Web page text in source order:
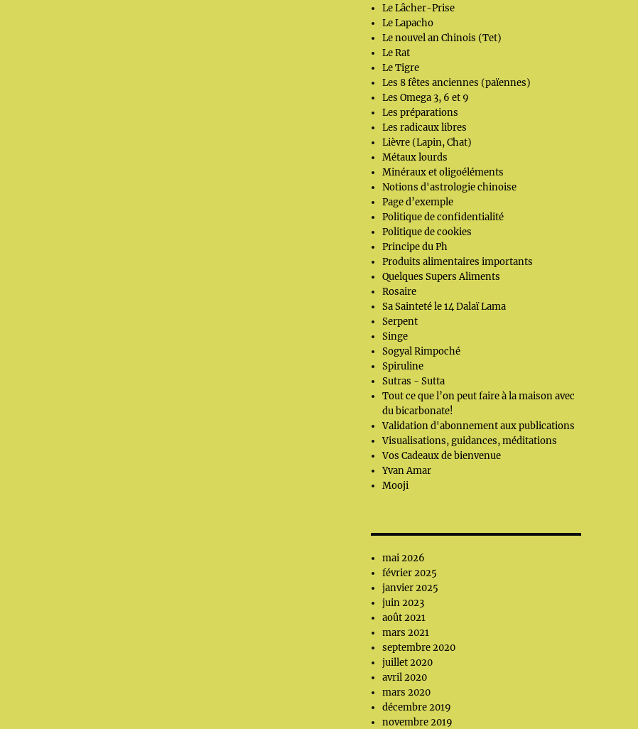
Le Lâcher-Prise
Le Lapacho
Le nouvel an Chinois (Tet)
Le Rat
Le Tigre
Les 8 fêtes anciennes (païennes)
Les Omega 3, 6 et 9
Les préparations
Les radicaux libres
Lièvre (Lapin, Chat)
Métaux lourds
Minéraux et oligoéléments
Notions d'astrologie chinoise
Page d’exemple
Politique de confidentialité
Politique de cookies
Principe du Ph
Produits alimentaires importants
Quelques Supers Aliments
Rosaire
Sa Sainteté le 14 Dalaï Lama
Serpent
Singe
Sogyal Rimpoché
Spiruline
Sutras - Sutta
Tout ce que l’on peut faire à la maison avec
du bicarbonate!
Validation d'abonnement aux publications
Visualisations, guidances, méditations
Vos Cadeaux de bienvenue
Yvan Amar
Mooji
mai 2026
février 2025
janvier 2025
juin 2023
août 2021
mars 2021
septembre 2020
juillet 2020
avril 2020
mars 2020
décembre 2019
novembre 2019